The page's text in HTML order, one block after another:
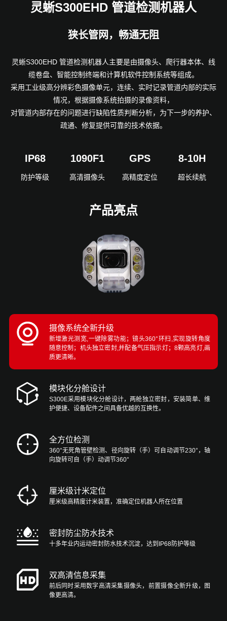
灵蜥S300EHD 管道检测机器人
狭长管网，畅通无阻
灵蜥S300EHD 管道检测机器人主要是由摄像头、爬行器本体、线
缆卷盘、智能控制终端和计算机软件控制系统等组成。
采用工业级高分辨彩色摄像单元，连续、实时记录管道内部的实际
情况，根据摄像系统拍摄的录像资料，
对管道内部存在的问题进行缺陷性质判断分析， 为下一步的养护、
疏通、修复提供可靠的技术依据。
IP68 1090F1 GPS 8-10H
防护等级 高清摄像头 高精度定位 超长续航
产品亮点
摄像系统全新升级
新增激光测宽,一键除雾功能；镜头360°环扫,实现旋转角度
随意控制；机头独立密封,并配备气压指示灯；8颗高亮灯,画
质更清晰。
模块化分舱设计
S300E采用模块化分舱设计，两舱独立密封，安装简单、维
护便捷、设备配件之间具备优越的互换性。
全方位检测
360°无死角管壁检测、径向旋转（手）可自动调节230°，轴
向旋转可自（手）动调节360°
厘米级计米定位
厘米级高精度计米装置，准确定位机器人所在位置
密封防尘防水技术
十多年业内运动密封防水技术沉淀，达到IP68防护等级
双高清信息采集
前后同时采用数字高清采集摄像头，前置摄像全新升级，图
像更高清。